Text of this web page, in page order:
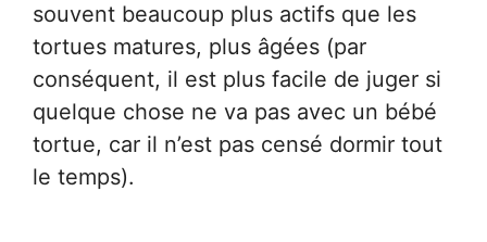
souvent beaucoup plus actifs que les
tortues matures, plus âgées (par
conséquent, il est plus facile de juger si
quelque chose ne va pas avec un bébé
tortue, car il n’est pas censé dormir tout
le temps).